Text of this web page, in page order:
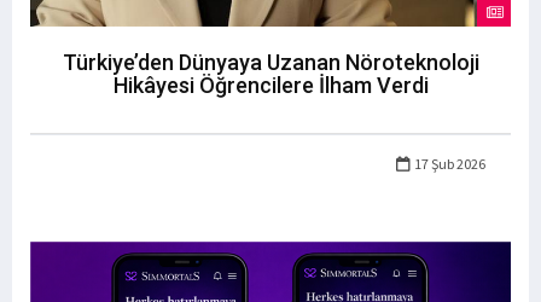
Türkiye’den Dünyaya Uzanan Nöroteknoloji
Hikâyesi Öğrencilere İlham Verdi
17 Şub 2026